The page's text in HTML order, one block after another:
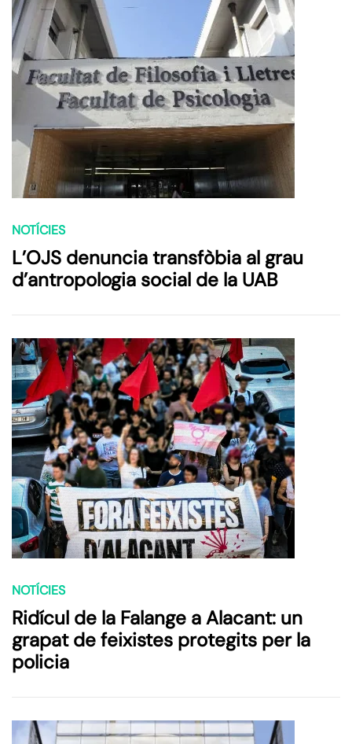
NOTÍCIES
L’OJS denuncia transfòbia al grau
d’antropologia social de la UAB
NOTÍCIES
Ridícul de la Falange a Alacant: un
grapat de feixistes protegits per la
policia